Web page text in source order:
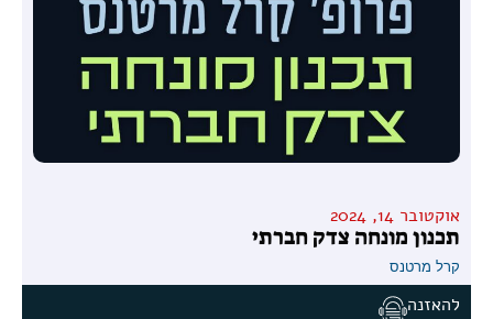
אוקטובר 14, 2024
תכנון מונחה צדק חברתי
קרל מרטנס
להאזנה